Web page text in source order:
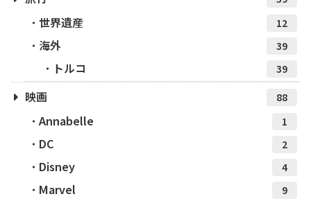
世界遺産 12
海外 39
トルコ 39
映画 88
Annabelle 1
DC 2
Disney 4
Marvel 9